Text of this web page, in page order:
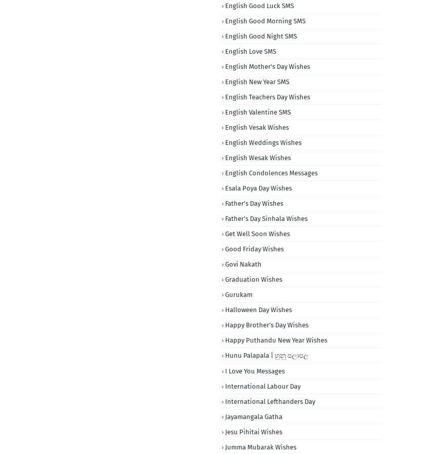
English Good Luck SMS
English Good Morning SMS
English Good Night SMS
English Love SMS
English Mother's Day Wishes
English New Year SMS
English Teachers Day Wishes
English Valentine SMS
English Vesak Wishes
English Weddings Wishes
English Wesak Wishes
English Condolences Messages
Esala Poya Day Wishes
Father's Day Wishes
Father's Day Sinhala Wishes
Get Well Soon Wishes
Good Friday Wishes
Govi Nakath
Graduation Wishes
Gurukam
Halloween Day Wishes
Happy Brother's Day Wishes
Happy Puthandu New Year Wishes
Hunu Palapala | හුනු පලාපල
I Love You Messages
International Labour Day
International Lefthanders Day
Jayamangala Gatha
Jesu Pihitai Wishes
Jumma Mubarak Wishes